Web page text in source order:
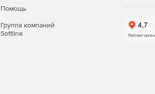
Помощь
Группа компаний
Softline